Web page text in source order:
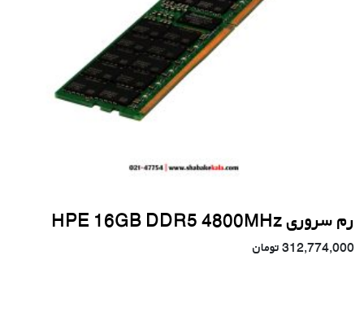
رم سروری HPE 16GB DDR5 4800MHz
312,774,000تومان